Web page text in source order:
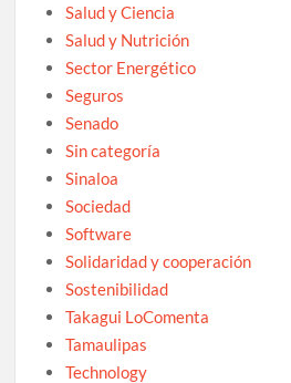
Salud y Ciencia
Salud y Nutrición
Sector Energético
Seguros
Senado
Sin categoría
Sinaloa
Sociedad
Software
Solidaridad y cooperación
Sostenibilidad
Takagui LoComenta
Tamaulipas
Technology